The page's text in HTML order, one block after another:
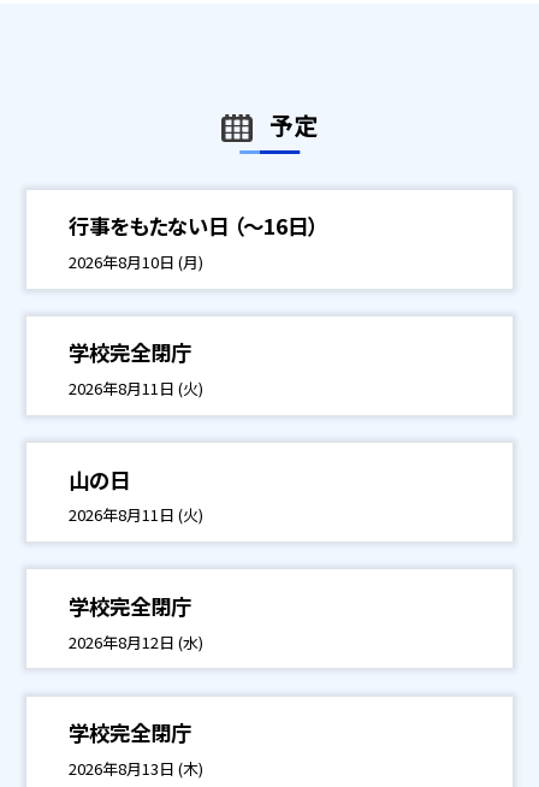
予定
行事をもたない日 （～16日）
2026年8月10日 (月)
学校完全閉庁
2026年8月11日 (火)
山の日
2026年8月11日 (火)
学校完全閉庁
2026年8月12日 (水)
学校完全閉庁
2026年8月13日 (木)